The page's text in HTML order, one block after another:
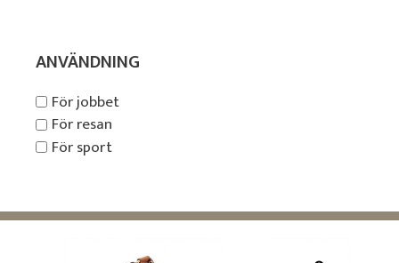
ANVÄNDNING
För jobbet
För resan
För sport